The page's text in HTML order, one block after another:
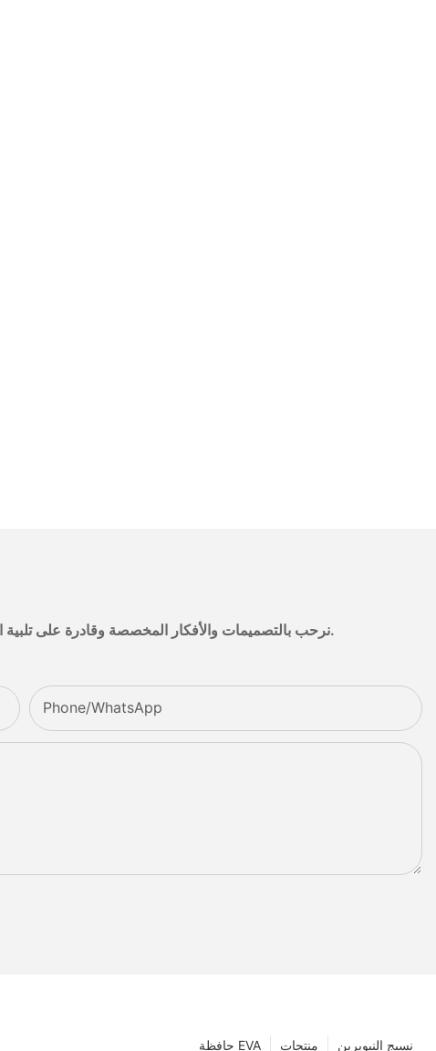
نرحب بالتصميمات والأفكار المخصصة وقادرة على تلبية المتطلبات المحددة. لمزيد من المعلومات، يرجى زيارة الموقع الإلكتروني أو الاتصال بنا مباشرة مع أسئلة أو استفسارات.
Phone/whatsApp
نسيج النيوبرين منتجات حافظة EVA